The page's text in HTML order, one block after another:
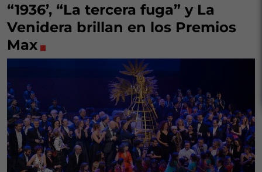
“1936’, “La tercera fuga” y La
Venidera brillan en los Premios
Max